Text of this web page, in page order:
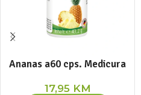
Ananas a60 cps. Medicura
17,95 KM